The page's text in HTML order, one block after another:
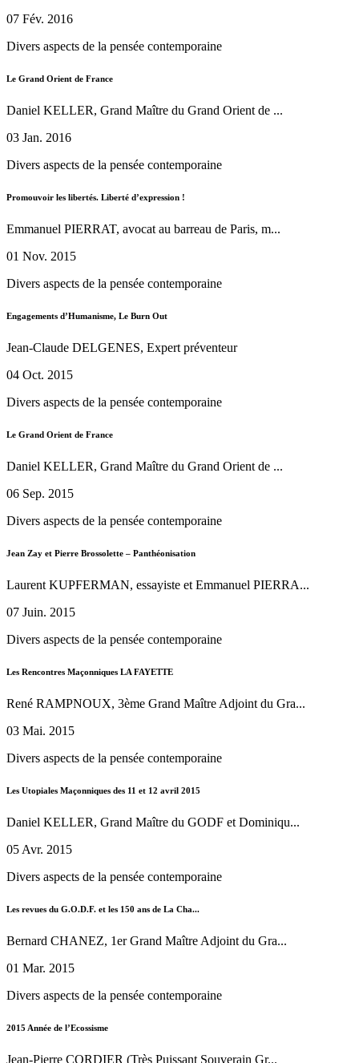
07 Fév. 2016
Divers aspects de la pensée contemporaine
Le Grand Orient de France
Daniel KELLER, Grand Maître du Grand Orient de ...
03 Jan. 2016
Divers aspects de la pensée contemporaine
Promouvoir les libertés. Liberté d’expression !
Emmanuel PIERRAT, avocat au barreau de Paris, m...
01 Nov. 2015
Divers aspects de la pensée contemporaine
Engagements d’Humanisme, Le Burn Out
Jean-Claude DELGENES, Expert préventeur
04 Oct. 2015
Divers aspects de la pensée contemporaine
Le Grand Orient de France
Daniel KELLER, Grand Maître du Grand Orient de ...
06 Sep. 2015
Divers aspects de la pensée contemporaine
Jean Zay et Pierre Brossolette – Panthéonisation
Laurent KUPFERMAN, essayiste et Emmanuel PIERRA...
07 Juin. 2015
Divers aspects de la pensée contemporaine
Les Rencontres Maçonniques LA FAYETTE
René RAMPNOUX, 3ème Grand Maître Adjoint du Gra...
03 Mai. 2015
Divers aspects de la pensée contemporaine
Les Utopiales Maçonniques des 11 et 12 avril 2015
Daniel KELLER, Grand Maître du GODF et Dominiqu...
05 Avr. 2015
Divers aspects de la pensée contemporaine
Les revues du G.O.D.F. et les 150 ans de La Cha...
Bernard CHANEZ, 1er Grand Maître Adjoint du Gra...
01 Mar. 2015
Divers aspects de la pensée contemporaine
2015 Année de l’Ecossisme
Jean-Pierre CORDIER (Très Puissant Souverain Gr...